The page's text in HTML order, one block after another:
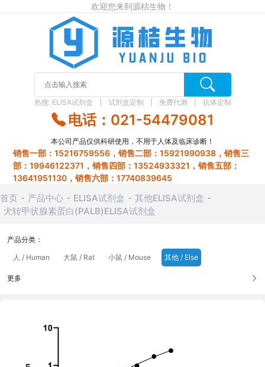
欢迎您来到源桔生物！
热搜: ELISA试剂盒 试剂盒定制 免费代测 抗体定制
电话：021-54479081
本公司产品仅供科研使用，不用于人体及临床诊断！
销售一部：15216759556，销售二部：15921990938，销售三
部：19946122371，销售四部：13524933321，销售五部：
13641951130，销售六部：17740839645
首页 产品中心 ELISA试剂盒
其他ELISA试剂盒
犬转甲状腺素蛋白(PALB)ELISA试剂盒
产品分类：
人 / Human
大鼠 / Rat 小鼠 / Mouse 其他 / Else
更多